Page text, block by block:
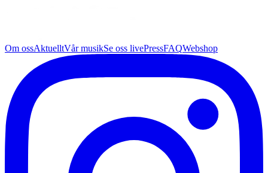
Om ossAktuelltVår musikSe oss livePressFAQWebshop